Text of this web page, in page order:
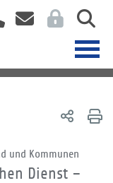
und Kommunen
Dienst –